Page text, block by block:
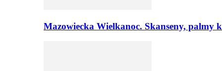
Mazowiecka Wielkanoc. Skanseny, palmy